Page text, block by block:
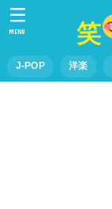
笑
J-POP 洋楽
MENU